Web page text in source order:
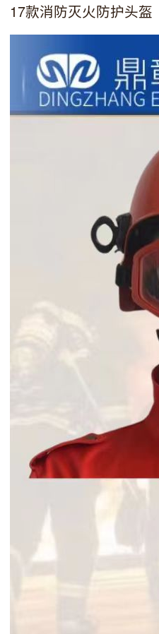
17款消防灭火防护头盔